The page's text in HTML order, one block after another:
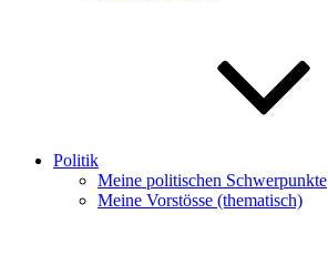
Politik
Meine politischen Schwerpunkte
Meine Vorstösse (thematisch)